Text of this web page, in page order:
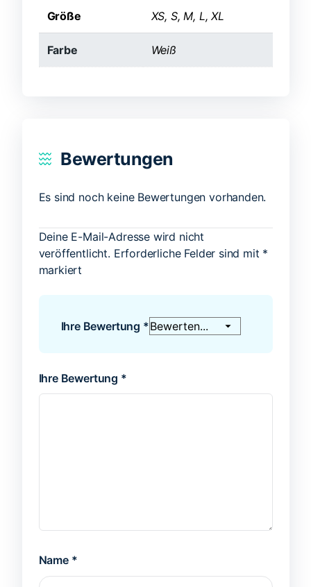
Größe XS, S, M, L, XL
Farbe Weiß
Bewertungen
Es sind noch keine Bewertungen vorhanden.
Deine E-Mail-Adresse wird nicht
veröffentlicht. Erforderliche Felder sind mit *
markiert
Ihre Bewertung *
Ihre Bewertung *
Name *